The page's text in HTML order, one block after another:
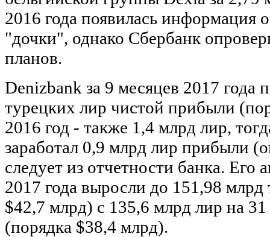
2016 года появилась информация
"дочки", однако Сбербанк
планов.
Denizbank за 9 месяцев 2017 года
турецких лир чистой прибыли
2016 год - также 1,4 млрд лир,
заработал 0,9 млрд лир прибыли
следует из отчетности банка. Его
2017 года выросли до 151,98 млрд
$42,7 млрд) с 135,6 млрд лир на 31
(порядка $38,4 млрд).